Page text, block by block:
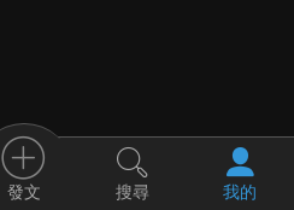
發文 搜尋 我的